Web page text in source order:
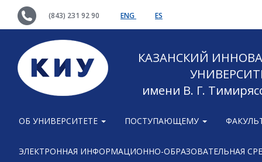
(843) 231 92 90 ENG ES
КАЗАНСКИЙ
имени В. Г.
ОБ УНИВЕРСИТЕТЕ ПОСТУПАЮЩЕМУ
ЭЛЕКТРОННАЯ ИНФОРМАЦИОННО-ОБРАЗОВАТЕЛЬНАЯ